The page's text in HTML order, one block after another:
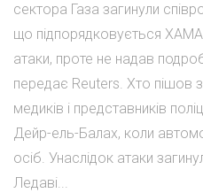
сектора Газа загинули
що підпорядковується
атаки, проте не надав
передає Reuters. Хто пішов
медиків і представників
Дейр-ель-Балах, коли
осіб. Унаслідок атаки
Ледаві...